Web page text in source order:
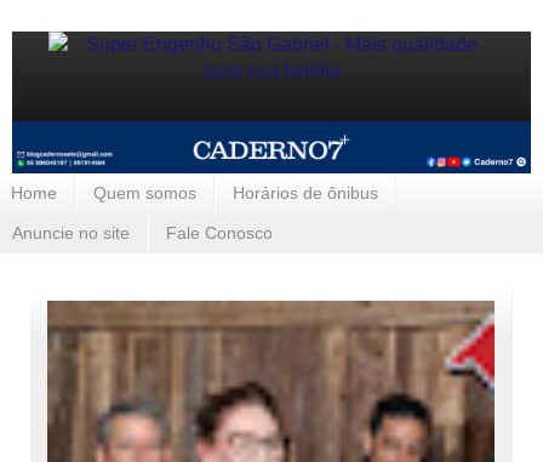
Home Quem somos Horários de ônibus
Anuncie no site Fale Conosco